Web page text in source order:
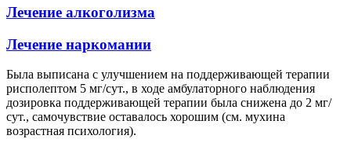
Лечение алкоголизма
Лечение наркомании
Была выписана с улучшением на поддерживающей терапии
рисполептом 5 мг/сут., в ходе амбулаторного наблюдения
дозировка поддерживающей терапии была снижена до 2 мг/
сут., самочувствие оставалось хорошим (см. мухина
возрастная психология).